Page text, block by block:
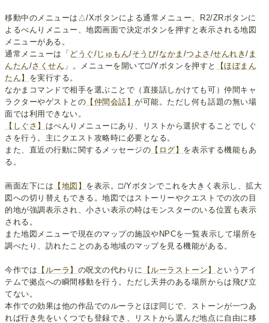
移動中のメニューは△/Xボタンによる通常メニュー、R2/ZRボタンに
よるべんりメニュー、地図画面で決定ボタンを押すと表示される地図
メニューがある。
通常メニューは「 どうぐ/ じゅもん/そうび/なかま /つよさ /せんれき/ ま
んたん/さくせん 」。メニューを開いて□/Yボタンを押すと
【ほぼまん
たん】 を実行する。
なかまコマンドで相手を選ぶことで（直接話しかけても可）仲間キャ
ラクターやゲストとの 【仲間会話】が可能。ただし何も話題の無い場
面では利用できない。
【しぐさ】 はべんりメニューにあり、リストから選択することでしぐ
さを行う。主にクエスト攻略時に必要となる。
また、直近の行動に関するメッセージの 【ログ】 を表示する機能もあ
る。
画面左下には 【地図】 を表示。□/Yボタンでこれを大きく表示し、拡大
図への切り替えもできる。地図ではストーリーやクエストでの次の目
的地が強調表示され、小さい表示の時はモンスターのいる位置も表示
される。
また地図メニューで現在のマップの施設やNPCを一覧表示して場所を
調べたり、訪れたことのある地域のマップを見る機能がある。
今作では 【ルーラ】 の呪文の代わりに 【ルーラストーン】
というアイ
テムで拠点への瞬間移動を行う。ただし天井のある場所からは飛び立
てない。
本作での効果は他の作品でのルーラとほぼ同じで、ストーンが一つあ
れば行き先をいくつでも登録でき、リストから選んだ地点に自由に移